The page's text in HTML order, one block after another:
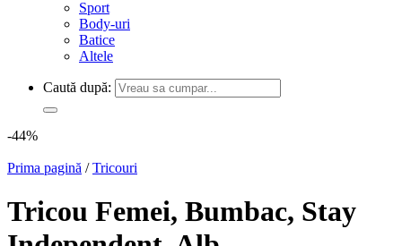
Sport
Body-uri
Batice
Altele
Caută după:
-44%
Prima pagină / Tricouri
Tricou Femei, Bumbac, Stay